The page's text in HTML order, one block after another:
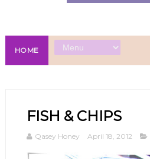
HOME
FISH & CHIPS
Qasey Honey April 18, 2012